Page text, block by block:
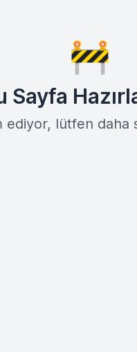
🚧
Sayfa
ediyor, lütfen